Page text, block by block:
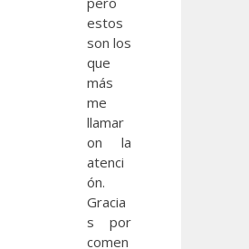
estos
son los
que
más
me
llamar
on la
atenci
ón.
Gracia
s por
comen